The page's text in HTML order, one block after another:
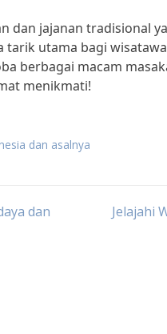
dan jajanan tradisional
tarik utama bagi
berbagai macam
menikmati!
dan asalnya
dan
Jelajahi